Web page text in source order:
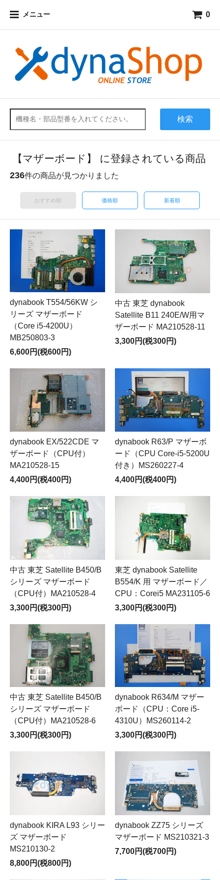
メニュー 0
検索
【マザーボード】 に登録されている商品
236件の商品が見つかりました
おすすめ順 価格順 新着順
dynabook T554/56KW シ
リーズ マザーボード
（Core i5-4200U）
MB250803-3
6,600円(税600円)
中古 東芝 dynabook
Satellite B11 240E/W用マ
ザーボード MA210528-11
3,300円(税300円)
dynabook EX/522CDE マ
ザーボード（CPU付）
MA210528-15
4,400円(税400円)
dynabook R63/P マザーボ
ード（CPU Core-i5-5200U
付き）MS260227-4
4,400円(税400円)
中古 東芝 Satellite B450/B
シリーズ マザーボード
（CPU付）MA210528-4
3,300円(税300円)
東芝 dynabook Satellite
B554/K 用 マザーボード／
CPU：Corei5 MA231105-6
3,300円(税300円)
中古 東芝 Satellite B450/B
シリーズ マザーボード
（CPU付）MA210528-6
3,300円(税300円)
dynabook R634/M マザー
ボード（CPU：Core i5-
4310U）MS260114-2
3,300円(税300円)
dynabook KIRA L93 シリー
ズ マザーボード
MS210130-2
8,800円(税800円)
dynabook ZZ75 シリーズ
マザーボード MS210321-3
7,700円(税700円)